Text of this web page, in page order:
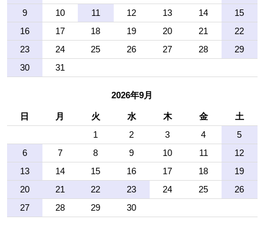
9
10 11 12 13 14
15
16
17 18 19 20 21
22
23
24 25 26 27 28
29
30
31
2026年9月
日 月 火 水 木 金
土
1
2 3 4
5
6
7 8 9 10 11
12
13
14 15 16 17 18
19
20
21 22 23 24 25
26
27
28 29 30